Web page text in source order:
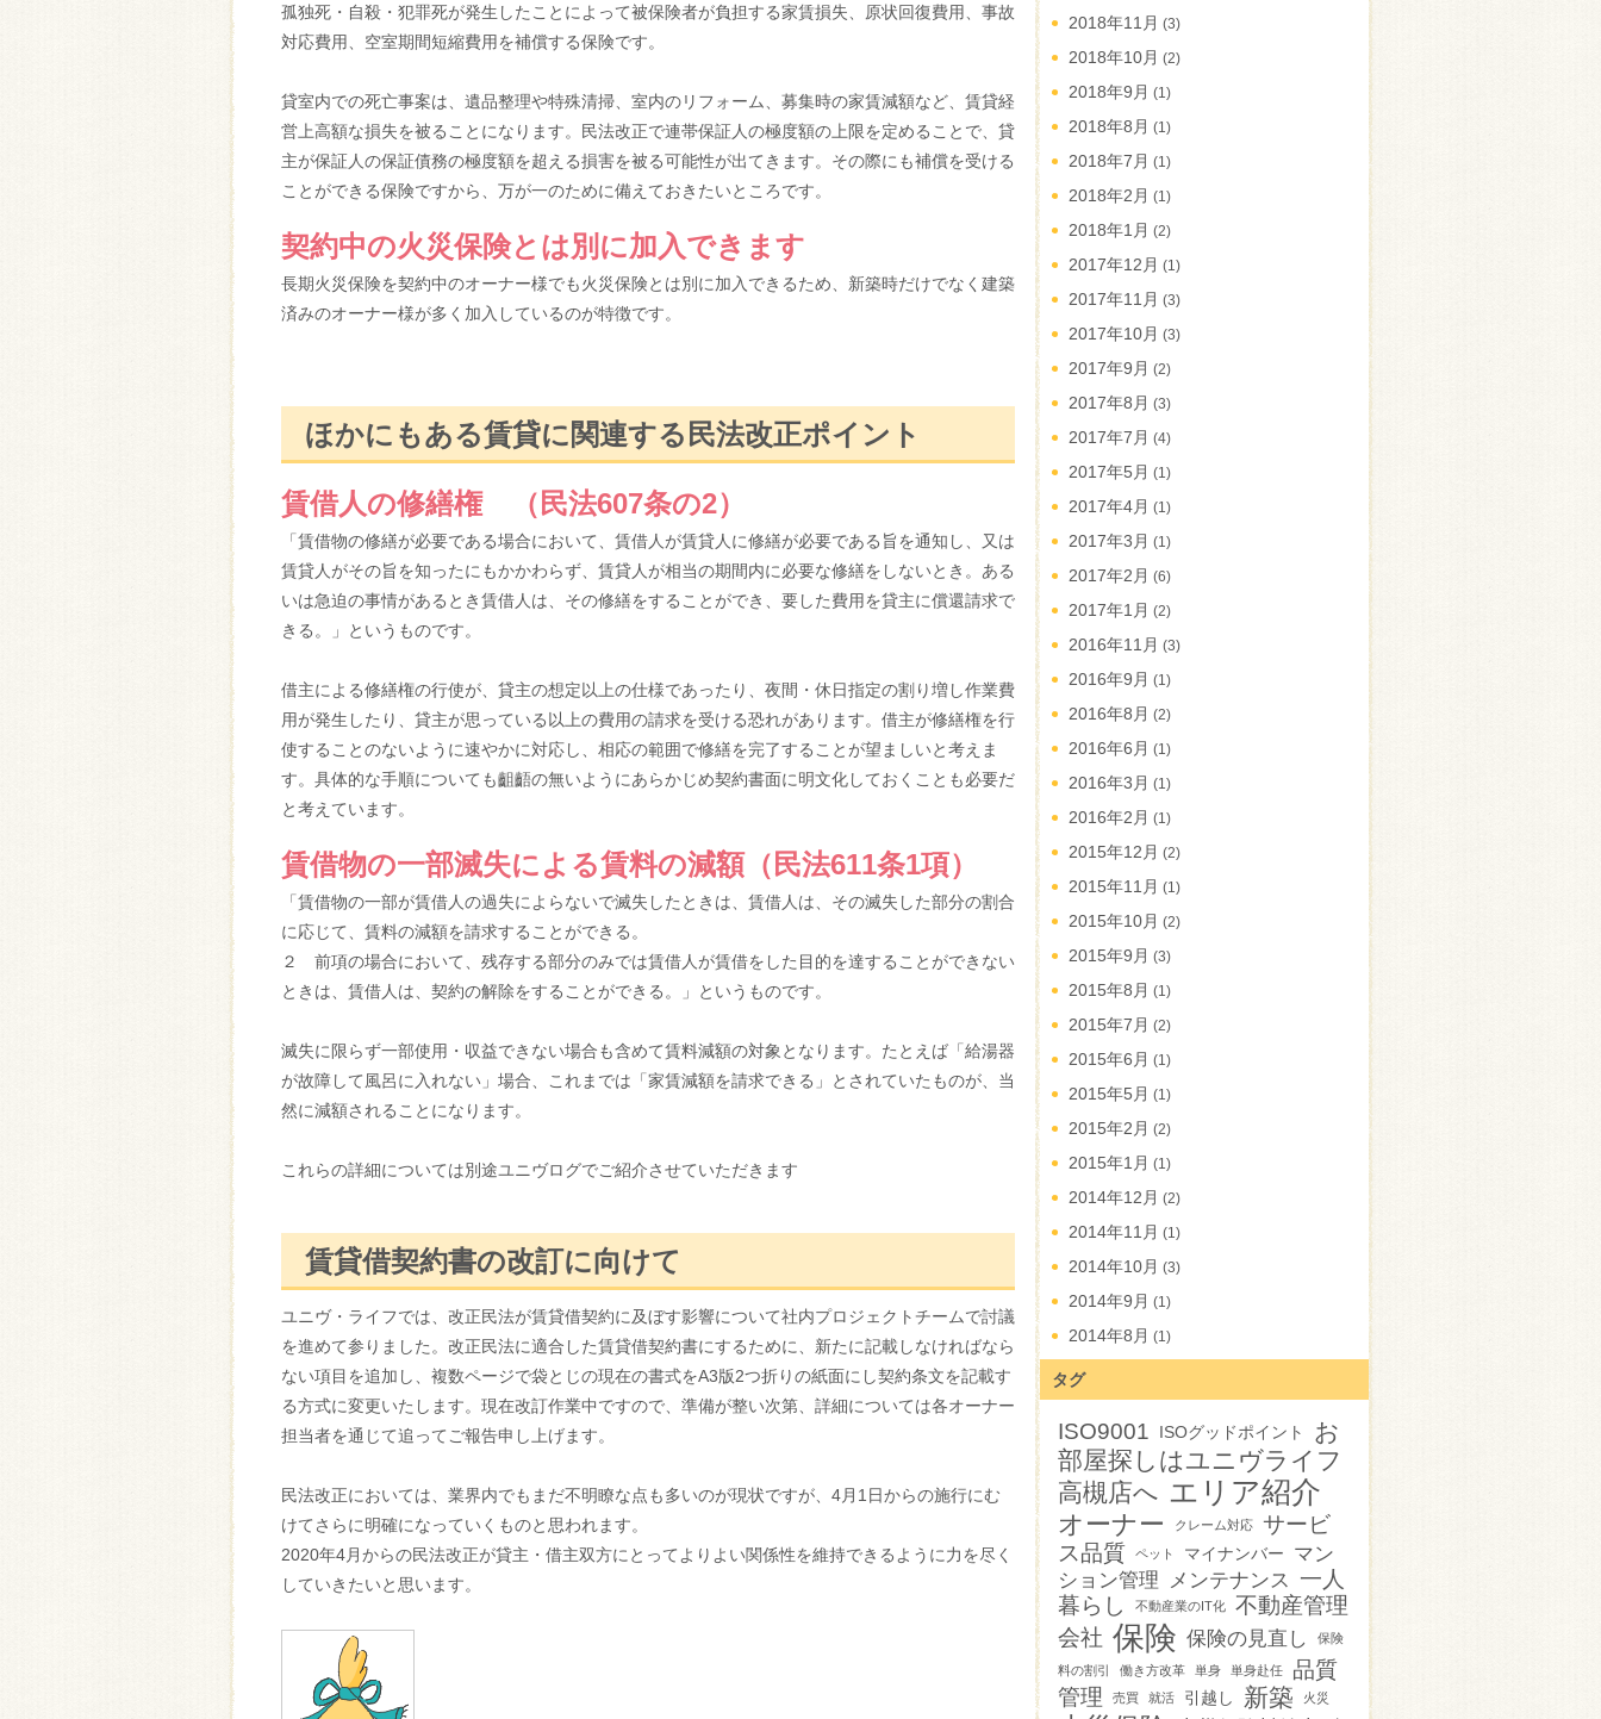
孤独死・自殺・犯罪死が発生したことによって被保険者が負担する家賃損失、原状回復費用、事故
対応費用、空室期間短縮費用を補償する保険です。
貸室内での死亡事案は、遺品整理や特殊清掃、室内のリフォーム、募集時の家賃減額など、賃貸経
営上高額な損失を被ることになります。民法改正で連帯保証人の極度額の上限を定めることで、貸
主が保証人の保証債務の極度額を超える損害を被る可能性が出てきます。その際にも補償を受ける
ことができる保険ですから、万が一のために備えておきたいところです。
契約中の火災保険とは別に加入できます
長期火災保険を契約中のオーナー様でも火災保険とは別に加入できるため、新築時だけでなく建築
済みのオーナー様が多く加入しているのが特徴です。
ほかにもある賃貸に関連する民法改正ポイント
賃借人の修繕権 （民法607条の2）
「賃借物の修繕が必要である場合において、賃借人が賃貸人に修繕が必要である旨を通知し、又は
賃貸人がその旨を知ったにもかかわらず、賃貸人が相当の期間内に必要な修繕をしないとき。ある
いは急迫の事情があるとき賃借人は、その修繕をすることができ、要した費用を貸主に償還請求で
きる。」というものです。
借主による修繕権の行使が、貸主の想定以上の仕様であったり、夜間・休日指定の割り増し作業費
用が発生したり、貸主が思っている以上の費用の請求を受ける恐れがあります。借主が修繕権を行
使することのないように速やかに対応し、相応の範囲で修繕を完了することが望ましいと考えま
す。具体的な手順についても齟齬の無いようにあらかじめ契約書面に明文化しておくことも必要だ
と考えています。
賃借物の一部滅失による賃料の減額（民法611条1項）
「賃借物の一部が賃借人の過失によらないで滅失したときは、賃借人は、その滅失した部分の割合
に応じて、賃料の減額を請求することができる。
２ 前項の場合において、残存する部分のみでは賃借人が賃借をした目的を達することができない
ときは、賃借人は、契約の解除をすることができる。」というものです。
滅失に限らず一部使用・収益できない場合も含めて賃料減額の対象となります。たとえば「給湯器
が故障して風呂に入れない」場合、これまでは「家賃減額を請求できる」とされていたものが、当
然に減額されることになります。
これらの詳細については別途ユニヴログでご紹介させていただきます
賃貸借契約書の改訂に向けて
ユニヴ・ライフでは、改正民法が賃貸借契約に及ぼす影響について社内プロジェクトチームで討議
を進めて参りました。改正民法に適合した賃貸借契約書にするために、新たに記載しなければなら
ない項目を追加し、複数ページで袋とじの現在の書式をA3版2つ折りの紙面にし契約条文を記載す
る方式に変更いたします。現在改訂作業中ですので、準備が整い次第、詳細については各オーナー
担当者を通じて追ってご報告申し上げます。
民法改正においては、業界内でもまだ不明瞭な点も多いのが現状ですが、4月1日からの施行にむ
けてさらに明確になっていくものと思われます。
2020年4月からの民法改正が貸主・借主双方にとってよりよい関係性を維持できるように力を尽く
していきたいと思います。
2018年11月 (3)
2018年10月 (2)
2018年9月 (1)
2018年8月 (1)
2018年7月 (1)
2018年2月 (1)
2018年1月 (2)
2017年12月 (1)
2017年11月 (3)
2017年10月 (3)
2017年9月 (2)
2017年8月 (3)
2017年7月 (4)
2017年5月 (1)
2017年4月 (1)
2017年3月 (1)
2017年2月 (6)
2017年1月 (2)
2016年11月 (3)
2016年9月 (1)
2016年8月 (2)
2016年6月 (1)
2016年3月 (1)
2016年2月 (1)
2015年12月 (2)
2015年11月 (1)
2015年10月 (2)
2015年9月 (3)
2015年8月 (1)
2015年7月 (2)
2015年6月 (1)
2015年5月 (1)
2015年2月 (2)
2015年1月 (1)
2014年12月 (2)
2014年11月 (1)
2014年10月 (3)
2014年9月 (1)
2014年8月 (1)
タグ
ISO9001 ISOグッドポイント
お
部屋探しはユニヴライフ
高槻店へ エリア紹介
オーナー クレーム対応
サービ
ス品質
ペット マイナンバー
マン
ション管理
メンテナンス
一人
暮らし
不動産業のIT化
不動産管理
会社 保険 保険の見直し 保険
料の割引 働き方改革 単身 単身赴任
品質
管理
売買 就活 引越し 新築 火災